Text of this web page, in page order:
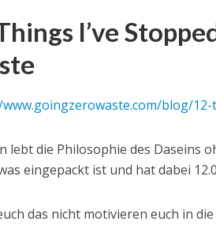
I’ve
blog/
lebt die Philosophie des Daseins
eingepackt ist und hat dabei
das nicht motivieren euch in